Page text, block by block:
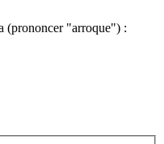
(prononcer "arroque") :